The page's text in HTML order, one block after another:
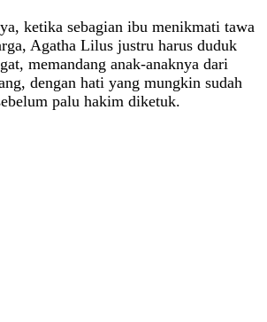
ketika sebagian ibu menikmati tawa
Agatha Lilus justru harus duduk
memandang anak-anaknya dari
dengan hati yang mungkin sudah
palu hakim diketuk.